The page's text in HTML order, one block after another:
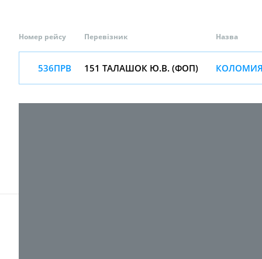
Номер рейсу Перевізник Назва
536ПРВ 151 ТАЛАШОК Ю.В. (ФОП) КОЛОМИЯ